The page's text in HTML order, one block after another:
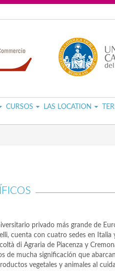
CURSOS LAS LOCATION
privado más grande de
cuenta con cuatro sedes en Italia
di Agraria de Piacenza y
de mucha significación que
vegetales y animales al